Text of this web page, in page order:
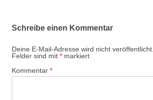
Schreibe einen Kommentar
Deine E-Mail-Adresse wird nicht veröffentlicht.
Felder sind mit * markiert
Kommentar *